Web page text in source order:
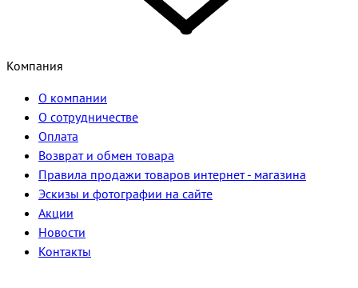
Компания
О компании
О сотрудничестве
Оплата
Возврат и обмен товара
Правила продажи товаров интернет - магазина
Эскизы и фотографии на сайте
Акции
Новости
Контакты